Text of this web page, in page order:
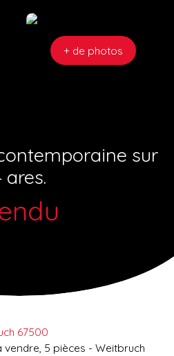
+ de photos
sur
ares.
67500
5 pièces - Weitbruch